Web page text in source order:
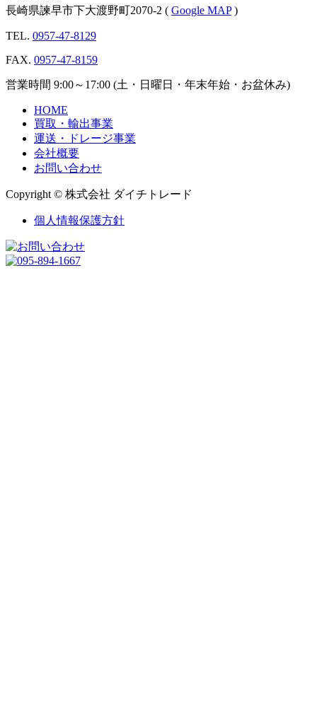
長崎県諫早市下大渡野町2070-2 ( Google MAP)
TEL. 0957-47-8129
FAX. 0957-47-8159
営業時間 9:00～17:00 (土・日曜日・年末年始・お盆休み)
HOME
買取・輸出事業
運送・ドレージ事業
会社概要
お問い合わせ
Copyright © 株式会社 ダイチトレード
個人情報保護方針